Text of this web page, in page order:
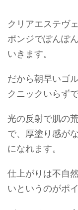
クリアエステヴ
ポンジでぽんぽ
いきます。
だから朝早いゴ
クニックいらず
光の反射で肌の
で、厚塗り感が
になれます。
仕上がりは不自
いというのがポ